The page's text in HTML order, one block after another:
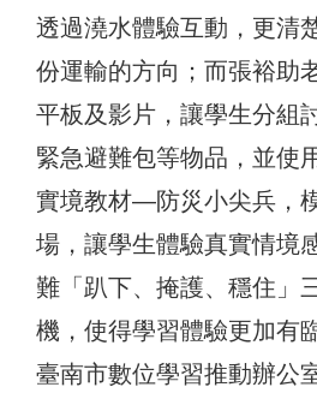
透過澆水體驗互動，更清
份運輸的方向；而張裕助
平板及影片，讓學生分組
緊急避難包等物品，並使
實境教材—防災小尖兵，
場，讓學生體驗真實情境
難「趴下、掩護、穩住」
機，使得學習體驗更加有
臺南市數位學習推動辦公